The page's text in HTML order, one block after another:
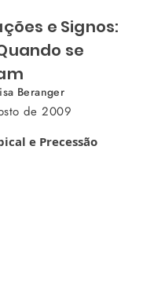
e Signos:
se
Beranger
de 2009
e Precessão